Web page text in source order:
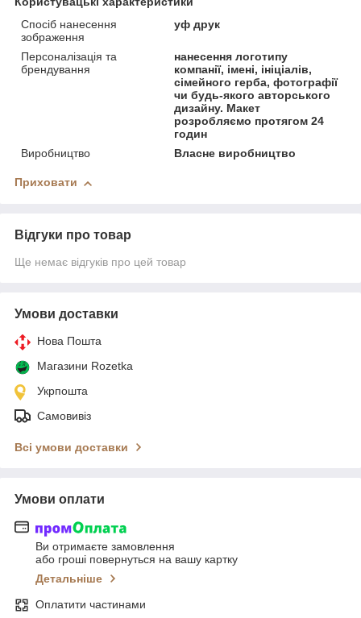
Спосіб нанесення
зображення
уф друк
Персоналізація та
брендування
нанесення логотипу
компанії, імені, ініціалів,
сімейного герба, фотографії
чи будь-якого авторського
дизайну. Макет
розробляємо протягом 24
годин
Виробництво
Власне виробництво
Приховати
Відгуки про товар
Ще немає відгуків про цей товар
Умови доставки
Нова Пошта
Магазини Rozetka
Укрпошта
Самовивіз
Всі умови доставки
Умови оплати
Ви отримаєте замовлення
або гроші повернуться на вашу картку
Детальніше
Оплатити частинами